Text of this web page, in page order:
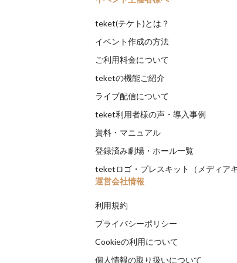
teket(テケト)とは？
イベント作成の方法
ご利用料金について
teketの機能ご紹介
ライブ配信について
teket利用者様の声・導入事例
資料・マニュアル
登録済み劇場・ホール一覧
teketロゴ・プレスキット（メディアキ
運営会社情報
利用規約
プライバシーポリシー
Cookieの利用について
個人情報の取り扱いについて